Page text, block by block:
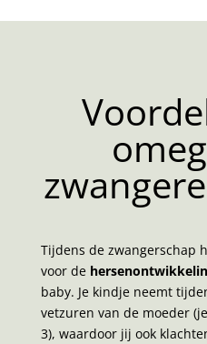
Tijdens de zwangerschap
voor de
baby. Je kindje neemt
vetzuren van de moeder
3), waardoor jij ook